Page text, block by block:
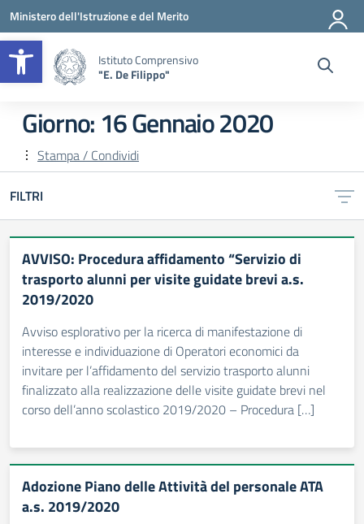
Apri la barra degli strumenti
Vai ai contenuti
Vai al menu di navigazione
Vai al footer
Ministero dell'Istruzione e del Merito
Istituto Comprensivo
"E. De Filippo"
Giorno: 16 Gennaio 2020
Stampa / Condividi
FILTRI
AVVISO: Procedura affidamento “Servizio di
trasporto alunni per visite guidate brevi a.s.
2019/2020
Avviso esplorativo per la ricerca di manifestazione di
interesse e individuazione di Operatori economici da
invitare per l’affidamento del servizio trasporto alunni
finalizzato alla realizzazione delle visite guidate brevi nel
corso dell’anno scolastico 2019/2020 – Procedura […]
Adozione Piano delle Attività del personale ATA
a.s. 2019/2020